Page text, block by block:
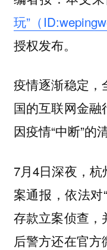
玩”（
授权发布。
疫情逐渐稳定，
国的互联网金
因疫情“中断”的
7月4日深夜，
案通报，依法对
存款立案侦查，
后警方还在官